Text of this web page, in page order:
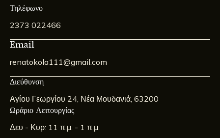
Τηλέφωνο
2373 022466
Email
renatokola111@gmail.com
Διεύθυνση
Αγίου Γεωργίου 24, Νέα Μουδανιά, 63200
Ωράριο Λειτουργίας
Δευ - Κυρ: 11 π.μ. - 1 π.μ.